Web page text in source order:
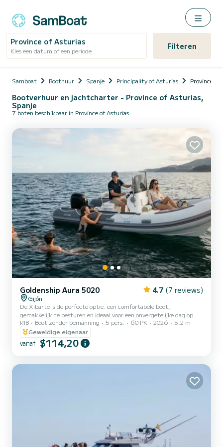
Province of Asturias
Kies een datum of een periode Filteren
Samboat Boothuur Spanje Principality of Asturias Province of
Bootverhuur en jachtcharter - Province of Asturias,
Spanje
7 boten beschikbaar in Province of Asturias
Goldenship Aura 5020 4.7 (7 reviews)
Gijón
De Xibarte is de perfecte optie: een comfortabele boot,
gemakkelijk te besturen en ideaal voor een onvergetelijke dag op
het water, zonder schipper voor degenen met het vaarbewijs.
Uitrusting Boegtafel om te eten of te ontspannen Muzieksysteem
GPS-plotter VHF-radio Comfortabele en ruime
stoelen⠀⠀⠀⠀⠀⠀⠀⠀⠀ Brandstof: niet inbegrepen Waarom kiezen
gemakkelijk te besturen Ideaal om baaien en stranden te verkennen
RIB Boot zonder bemanning 5 pers. 60 PK 2026
5.2 m
Geweldige eigenaar
vanaf $114,20